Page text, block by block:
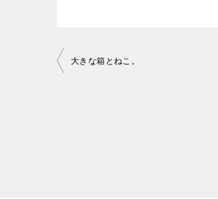
投大きな箱とねこ。